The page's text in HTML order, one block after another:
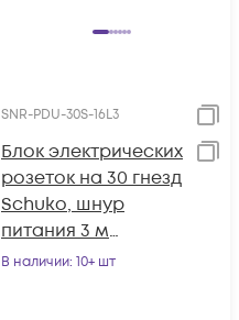
SNR-PDU-30S-16L3
Блок электрических
розеток на 30 гнезд
Schuko, шнур
питания 3 м
5x2,5мм2 с вилкой
В наличии: 10+ шт